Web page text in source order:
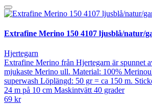
Extrafine Merino 150 4107 ljusblå/natur/
Hjertegarn
Extrafine Merino från Hjertegarn är spunnet
mjukaste Merino ull. Material: 100%
superwash Löplängd: 50 gr = ca 150 m.
24 m på 10 cm Maskintvätt 40 grader
69 kr